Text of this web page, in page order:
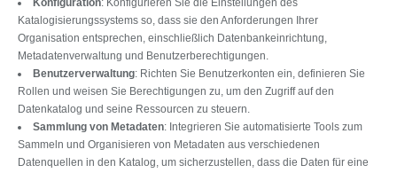
Konfiguration: Konfigurieren Sie die Einstellungen des
Katalogisierungssystems so, dass sie den Anforderungen Ihrer
Organisation entsprechen, einschließlich Datenbankeinrichtung,
Metadatenverwaltung und Benutzerberechtigungen.
Benutzerverwaltung: Richten Sie Benutzerkonten ein, definieren Sie
Rollen und weisen Sie Berechtigungen zu, um den Zugriff auf den
Datenkatalog und seine Ressourcen zu steuern.
Sammlung von Metadaten: Integrieren Sie automatisierte Tools zum
Sammeln und Organisieren von Metadaten aus verschiedenen
Datenquellen in den Katalog, um sicherzustellen, dass die Daten für eine